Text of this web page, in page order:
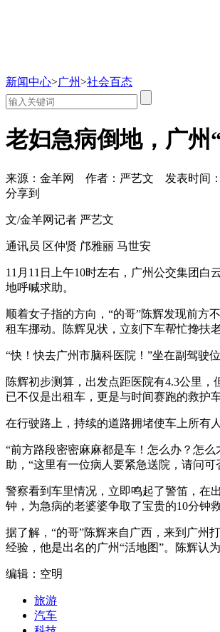
新闻中心>广州>社会百态
老妇急病倒地，广州
来源：金羊网 作者：严艺文
发表时间
分享到
文/金羊网记者 严艺文
通讯员 区仲贤 邝雅丽 马世安
11月11日上午10时左右，广州公交集团
地呼喊求助。
顺着女子指的方向，“的哥”陈辉发现前方
租车挪动。陈辉见状，立刻下车帮忙搀扶老
“快！快去广州市脑科医院！”坐在副驾驶
陈辉初步测算，出发点距医院有4.3公里
已不仅是出租车，更是与时间赛跑的救护车
在行驶路上，持续的道路拥堵使车上所有
“前方路段密密麻麻都是车！怎么办？怎
助，“这里有一位病人要紧急送院，请问可
警察看到车里情况，立即鸣起了警笛，在
钟，为急病的老婆婆争取了宝贵的10分钟
据了解，“的哥”陈辉来自广西，来到广州
经验，他是出名的广州“活地图”。陈辉认
编辑：空明
旅游
汽车